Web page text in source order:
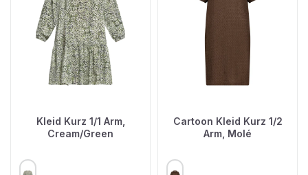
Kleid Kurz 1/1 Arm,
Cream/Green
FARBE
Cartoon Kleid Kurz 1/2
Arm, Molé
FARBE